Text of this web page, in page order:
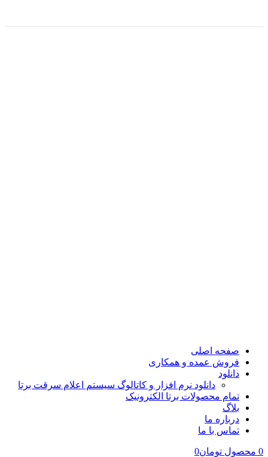
صفحه اصلی
فروش عمده و همکاری
دانلود
دانلود نرم افزار و کاتالوگ سیستم اعلام سرقت برتا
تمام محصولات برتا الکترونیک
بلاگ
درباره ما
تماس با ما
0 محصول تومان0